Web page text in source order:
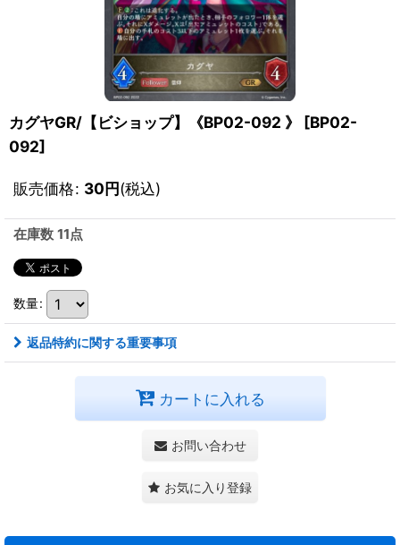
カグヤGR/【ビショップ】《BP02-092 》 [BP02-
092]
販売価格: 30円(税込)
在庫数 11点
数量:
返品特約に関する重要事項
カートに入れる
お問い合わせ
お気に入り登録